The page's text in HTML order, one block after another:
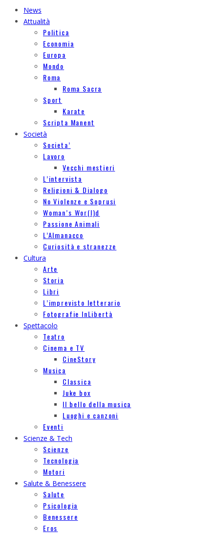
News
Attualità
Politica
Economia
Europa
Mondo
Roma
Roma Sacra
Sport
Karate
Scripta Manent
Società
Societa’
Lavoro
Vecchi mestieri
L’intervista
Religioni & Dialogo
No Violenze e Soprusi
Woman’s Wor(l)d
Passione Animali
L’Almanacco
Curiosità e stranezze
Cultura
Arte
Storia
Libri
L’imprevisto letterario
Fotografie InLibertà
Spettacolo
Teatro
Cinema e TV
CineStory
Musica
Classica
Juke box
Il bello della musica
Luoghi e canzoni
Eventi
Scienze & Tech
Scienze
Tecnologia
Motori
Salute & Benessere
Salute
Psicologia
Benessere
Eros